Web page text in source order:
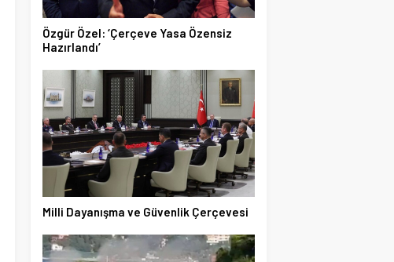
Özgür Özel: ‘Çerçeve Yasa Özensiz
Hazırlandı’
Milli Dayanışma ve Güvenlik Çerçevesi